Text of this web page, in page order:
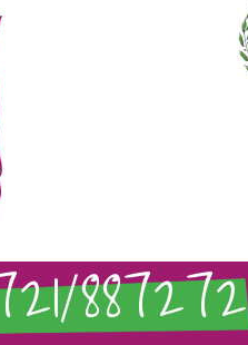
887272